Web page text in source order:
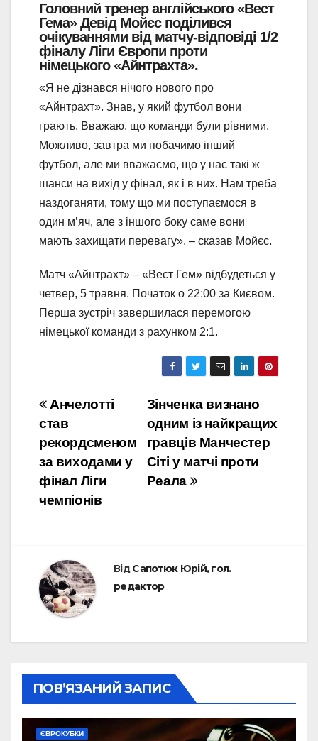
Головний тренер англійського «Вест
Гема» Девід Мойєс поділився
очікуваннями від матчу-відповіді 1/2
фіналу Ліги Європи проти
німецького «Айнтрахта».
«Я не дізнався нічого нового про
«Айнтрахт». Знав, у який футбол вони
грають. Вважаю, що команди були рівними.
Можливо, завтра ми побачимо інший
футбол, але ми вважаємо, що у нас такі ж
шанси на вихід у фінал, як і в них. Нам треба
наздоганяти, тому що ми поступаємося в
один м’яч, але з іншого боку саме вони
мають захищати перевагу», – сказав Мойєс.
Матч «Айнтрахт» – «Вест Гем» відбудеться у
четвер, 5 травня. Початок о 22:00 за Києвом.
Перша зустріч завершилася перемогою
німецької команди з рахунком 2:1.
Навігація
записів
Зінченка визнано
одним із найкращих
гравців Манчестер
Сіті у матчі проти
Реала
Анчелотті
став
рекордсменом
за виходами у
фінал Ліги
чемпіонів
ВідСапотюк Юрій, гол.
редактор
ПОВ’ЯЗАНИЙ ЗАПИС
ЄВРОКУБКИ